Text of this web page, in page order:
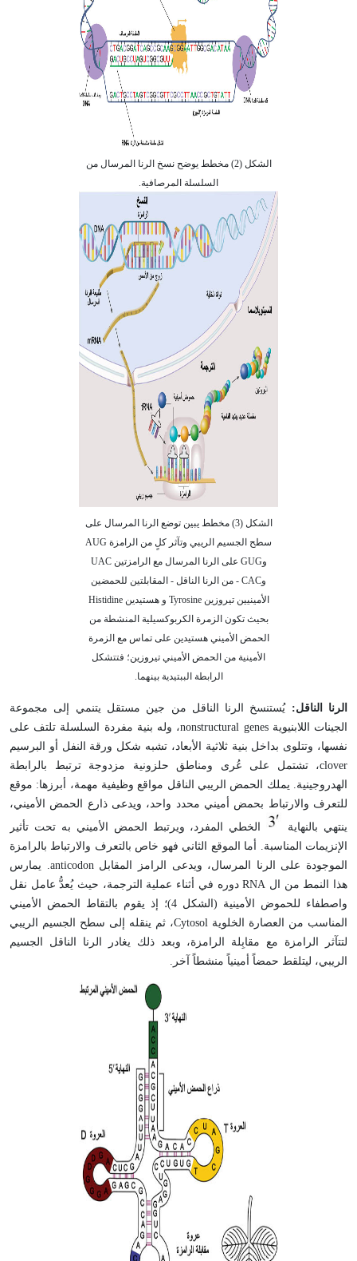
الشكل (2) مخطط يوضح نسخ الرنا المرسال من
السلسلة المرصافية.
الشكل (3) مخطط يبين توضع الرنا المرسال على
سطح الجسيم الريبي وتآثر كلٍ من الرامزة AUG
وGUG على الرنا المرسال مع الرامزتين UAC
وCAC - من الرنا الناقل - المقابلتين للحمضين
الأمينيين تيروزين Tyrosine و هستيدين Histidine
بحيث تكون الزمرة الكربوكسيلية المنشطة من
الحمض الأميني هستيدين على تماس مع الزمرة
الأمينية من الحمض الأميني تيروزين؛ فتتشكل
الرابطة الببتيدية بينهما.
الرنا الناقل: يُستنسخ الرنا الناقل من جين مستقل يتنمي إلى مجموعة
الجينات اللابنيوية nonstructural genes، وله بنية مفردة السلسلة تلتف على
نفسها، وتتلوى بداخل بنية ثلاثية الأبعاد، تشبه شكل ورقة النفل أو البرسيم
clover، تشتمل على عُرى ومناطق حلزونية مزدوجة ترتبط بالرابطة
الهدروجينية. يملك الحمض الريبي الناقل مواقع وظيفية مهمة، أبرزها: موقع
للتعرف والارتباط بحمض أميني محدد واحد، ويدعى ذارع الحمض الأميني،
ينتهي بالنهاية
الخطي المفرد، ويرتبط الحمض الأميني به تحت تأثير
الإنزيمات المناسبة. أما الموقع الثاني فهو خاص بالتعرف والارتباط بالرامزة
الموجودة على الرنا المرسال، ويدعى الرامز المقابل anticodon. يمارس
هذا النمط من ال RNA دوره في أثناء عملية الترجمة، حيث يُعدُّ عامل نقل
واصطفاء للحموض الأمينية (الشكل 4)؛ إذ يقوم بالتقاط الحمض الأميني
المناسب من العصارة الخلوية Cytosol، ثم ينقله إلى سطح الجسيم الريبي
لتتآثر الرامزة مع مقابِلة الرامزة، وبعد ذلك يغادر الرنا الناقل الجسيم
الريبي، ليتلقط حمضاً أمينياً منشطاً آخر.